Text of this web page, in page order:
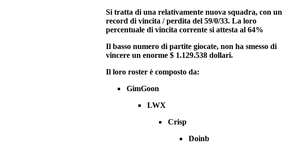
Si tratta di una relativamente nuova squadra, con un
record di vincita / perdita del 59/0/33. La loro
percentuale di vincita corrente si attesta al 64%
Il basso numero di partite giocate, non ha smesso di
vincere un enorme $ 1.129.538 dollari.
Il loro roster è composto da:
GimGoon
LWX
Crisp
Doinb